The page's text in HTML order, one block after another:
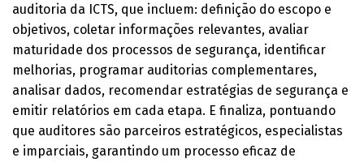
auditoria da ICTS, que incluem: definição do escopo e
objetivos, coletar informações relevantes, avaliar
maturidade dos processos de segurança, identificar
melhorias, programar auditorias complementares,
analisar dados, recomendar estratégias de segurança e
emitir relatórios em cada etapa. E finaliza, pontuando
que auditores são parceiros estratégicos, especialistas
e imparciais, garantindo um processo eficaz de